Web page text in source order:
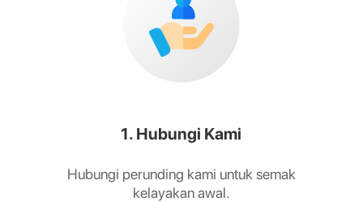
1. Hubungi Kami
Hubungi perunding kami untuk semak
kelayakan awal.